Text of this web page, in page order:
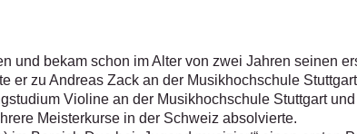
und bekam schon im Alter von zwei Jahren seinen
er zu Andreas Zack an der Musikhochschule
Violine an der Musikhochschule Stuttgart
Meisterkurse in der Schweiz absolvierte.